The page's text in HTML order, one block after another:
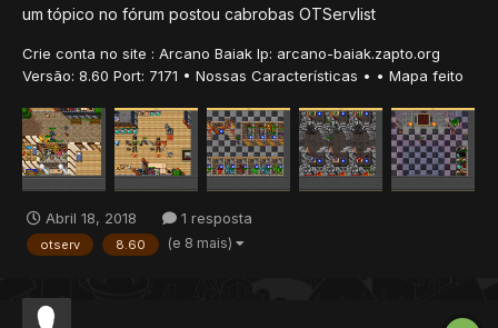
um tópico no fórum postou cabrobas OTServlist
Crie conta no site : Arcano Baiak Ip: arcano-baiak.zapto.org
Versão: 8.60 Port: 7171 • Nossas Características • • Mapa feito
de 150 caves na área de hunts, 100 caves na área donate. •
Sistema de Bosses. • VIP...
Abril 18, 2018 1 resposta
otserv 8.60 (e 8 mais)